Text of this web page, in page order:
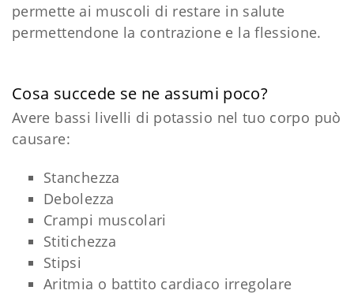
permette ai muscoli di restare in salute
permettendone la contrazione e la flessione.
Cosa succede se ne assumi poco?
Avere bassi livelli di potassio nel tuo corpo può
causare:
Stanchezza
Debolezza
Crampi muscolari
Stitichezza
Stipsi
Aritmia o battito cardiaco irregolare